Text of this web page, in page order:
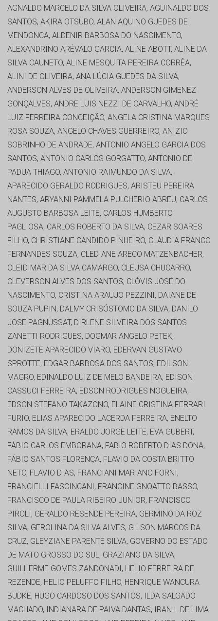
AGNALDO MARCELO DA SILVA OLIVEIRA, AGUINALDO DOS
SANTOS, AKIRA OTSUBO, ALAN AQUINO GUEDES DE
MENDONCA, ALDENIR BARBOSA DO NASCIMENTO,
ALEXANDRINO ARÉVALO GARCIA, ALINE ABOTT, ALINE DA
SILVA CAUNETO, ALINE MESQUITA PEREIRA CORRÊA,
ALINI DE OLIVEIRA, ANA LÚCIA GUEDES DA SILVA,
ANDERSON ALVES DE OLIVEIRA, ANDERSON GIMENEZ
GONÇALVES, ANDRE LUIS NEZZI DE CARVALHO, ANDRÉ
LUIZ FERREIRA CONCEIÇÃO, ANGELA CRISTINA MARQUES
ROSA SOUZA, ANGELO CHAVES GUERREIRO, ANIZIO
SOBRINHO DE ANDRADE, ANTONIO ANGELO GARCIA DOS
SANTOS, ANTONIO CARLOS GORGATTO, ANTONIO DE
PADUA THIAGO, ANTONIO RAIMUNDO DA SILVA,
APARECIDO GERALDO RODRIGUES, ARISTEU PEREIRA
NANTES, ARYANNI PAMMELA PULCHERIO ABREU, CARLOS
AUGUSTO BARBOSA LEITE, CARLOS HUMBERTO
PAGLIOSA, CARLOS ROBERTO DA SILVA, CEZAR SOARES
FILHO, CHRISTIANE CANDIDO PINHEIRO, CLÁUDIA FRANCO
FERNANDES SOUZA, CLEDIANE ARECO MATZENBACHER,
CLEIDIMAR DA SILVA CAMARGO, CLEUSA CHUCARRO,
CLEVERSON ALVES DOS SANTOS, CLÓVIS JOSÉ DO
NASCIMENTO, CRISTINA ARAUJO PEZZINI, DAIANE DE
SOUZA PUPIN, DALMY CRISÓSTOMO DA SILVA, DANILO
JOSE PAGNUSSAT, DIRLENE SILVEIRA DOS SANTOS
ZANETTI RODRIGUES, DOGMAR ANGELO PETEK,
DONIZETE APARECIDO VIARO, EDERVAN GUSTAVO
SPROTTE, EDGAR BARBOSA DOS SANTOS, EDILSON
MAGRO, EDINALDO LUIZ DE MELO BANDEIRA, EDISON
CASSUCI FERREIRA, EDSON RODRIGUES NOGUEIRA,
EDSON STEFANO TAKAZONO, ELAINE CRISTINA FERRARI
FURIO, ELIAS APARECIDO LACERDA FERREIRA, ENELTO
RAMOS DA SILVA, ERALDO JORGE LEITE, EVA GUBERT,
FÁBIO CARLOS EMBORANA, FABIO ROBERTO DIAS DONA,
FÁBIO SANTOS FLORENÇA, FLAVIO DA COSTA BRITTO
NETO, FLAVIO DIAS, FRANCIANI MARIANO FORNI,
FRANCIELLI FASCINCANI, FRANCINE GNOATTO BASSO,
FRANCISCO DE PAULA RIBEIRO JUNIOR, FRANCISCO
PIROLI, GERALDO RESENDE PEREIRA, GERMINO DA ROZ
SILVA, GEROLINA DA SILVA ALVES, GILSON MARCOS DA
CRUZ, GLEYZIANE PARENTE SILVA, GOVERNO DO ESTADO
DE MATO GROSSO DO SUL, GRAZIANO DA SILVA,
GUILHERME GOMES ZANDONADI, HELIO FERREIRA DE
REZENDE, HELIO PELUFFO FILHO, HENRIQUE WANCURA
BUDKE, HUGO CARDOSO DOS SANTOS, ILDA SALGADO
MACHADO, INDIANARA DE PAIVA DANTAS, IRANIL DE LIMA